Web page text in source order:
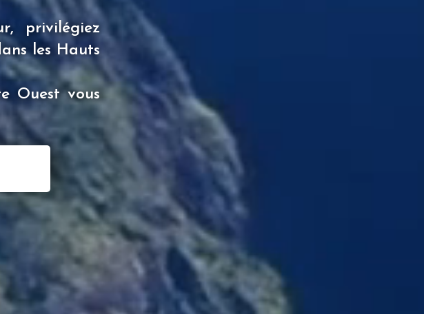
privilégiez
les Hauts
Ouest vous